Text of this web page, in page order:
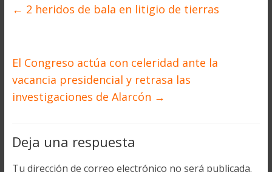
← 2 heridos de bala en litigio de tierras
El Congreso actúa con celeridad ante la
vacancia presidencial y retrasa las
investigaciones de Alarcón →
Deja una respuesta
Tu dirección de correo electrónico no será publicada.